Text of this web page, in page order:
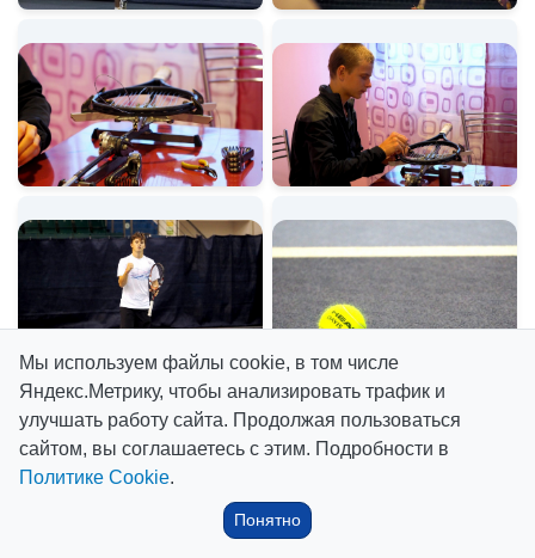
Мы используем файлы cookie, в том числе
Яндекс.Метрику, чтобы анализировать трафик и
улучшать работу сайта. Продолжая пользоваться
сайтом, вы соглашаетесь с этим. Подробности в
Политике Cookie.
Понятно